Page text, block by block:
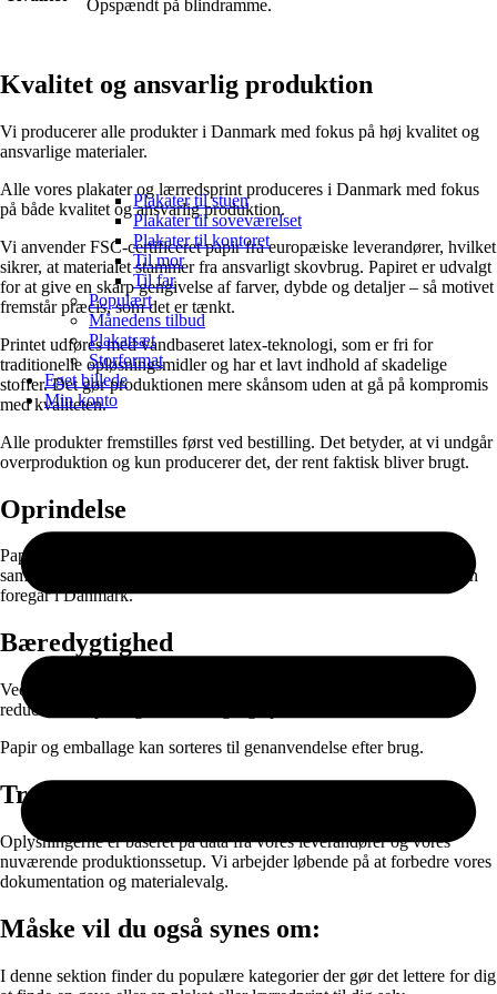
Plakater til stuen
Plakater til soveværelset
Plakater til kontoret
Til mor
Til far
Populært
Månedens tilbud
Plakatsæt
Storformat
Eget billede
Min konto
Opspændt på blindramme.
Kvalitet og ansvarlig produktion
Vi producerer alle produkter i Danmark med fokus på høj kvalitet og
ansvarlige materialer.
Alle vores plakater og lærredsprint produceres i Danmark med fokus
på både kvalitet og ansvarlig produktion.
Vi anvender FSC-certificeret papir fra europæiske leverandører, hvilket
sikrer, at materialet stammer fra ansvarligt skovbrug. Papiret er udvalgt
for at give en skarp gengivelse af farver, dybde og detaljer – så motivet
fremstår præcis, som det er tænkt.
Printet udføres med vandbaseret latex-teknologi, som er fri for
traditionelle opløsningsmidler og har et lavt indhold af skadelige
stoffer. Det gør produktionen mere skånsom uden at gå på kompromis
med kvaliteten.
Alle produkter fremstilles først ved bestilling. Det betyder, at vi undgår
overproduktion og kun producerer det, der rent faktisk bliver brugt.
Oprindelse
Papiret produceres i EU og leveres gennem nøje udvalgte
samarbejdspartnere. Selve printet, færdigproduktionen og pakningen
foregår i Danmark.
Bæredygtighed
Ved at kombinere ansvarlige materialer med on-demand produktion
reducerer vi spild og unødvendig lagerproduktion.
Papir og emballage kan sorteres til genanvendelse efter brug.
Transparens
Oplysningerne er baseret på data fra vores leverandører og vores
nuværende produktionssetup. Vi arbejder løbende på at forbedre vores
dokumentation og materialevalg.
Måske vil du også synes om:
I denne sektion finder du populære kategorier der gør det lettere for dig